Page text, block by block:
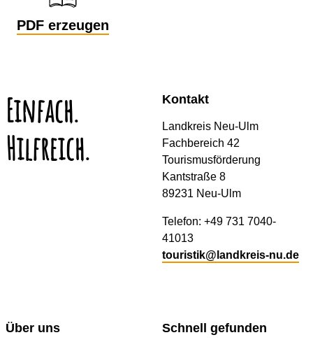
PDF erzeugen
Einfach.
Hilfreich.
Kontakt
Landkreis Neu-Ulm
Fachbereich 42
Tourismusförderung
Kantstraße 8
89231 Neu-Ulm
Telefon: +49 731 7040-
41013
touristik@landkreis-nu.de
Über uns Schnell gefunden